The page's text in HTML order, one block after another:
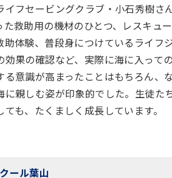
イフセービングクラブ・小石秀樹さ
た救助用の機材のひとつ、レスキュ
助体験、普段身につけているライフ
効果の確認など、実際に海に入って
る意識が高まったことはもちろん、
に親しむ姿が印象的でした。生徒た
も、たくましく成長しています。
ール葉山